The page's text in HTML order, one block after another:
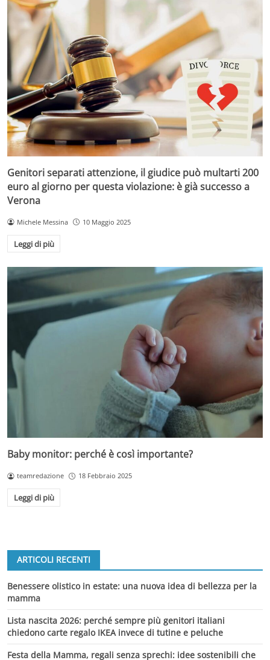
Genitori separati attenzione, il giudice può multarti 200
euro al giorno per questa violazione: è già successo a
Verona
Michele Messina 10 Maggio 2025
Leggi di più
Baby monitor: perché è così importante?
teamredazione 18 Febbraio 2025
Leggi di più
ARTICOLI RECENTI
Benessere olistico in estate: una nuova idea di bellezza per la
mamma
Lista nascita 2026: perché sempre più genitori italiani
chiedono carte regalo IKEA invece di tutine e peluche
Festa della Mamma, regali senza sprechi: idee sostenibili che